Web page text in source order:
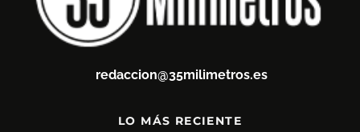
redaccion@35milimetros.es
LO MÁS RECIENTE